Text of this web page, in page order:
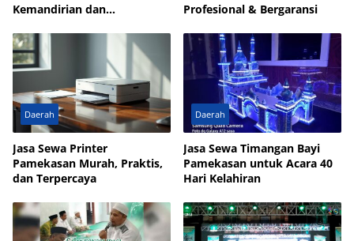
Kemandirian dan
Profesional & Bergaransi
Daerah
Jasa Sewa Printer
Pamekasan Murah, Praktis,
dan Terpercaya
Daerah
Jasa Sewa Timangan Bayi
Pamekasan untuk Acara 40
Hari Kelahiran